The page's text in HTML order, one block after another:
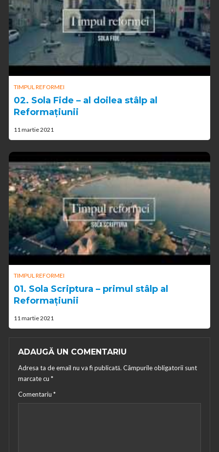
TIMPUL REFORMEI
02. Sola Fide – al doilea stâlp al
Reformațiunii
11 martie 2021
TIMPUL REFORMEI
01. Sola Scriptura – primul stâlp al
Reformațiunii
11 martie 2021
ADAUGĂ UN COMENTARIU
Adresa ta de email nu va fi publicată. Câmpurile obligatorii sunt
marcate cu *
Comentariu *